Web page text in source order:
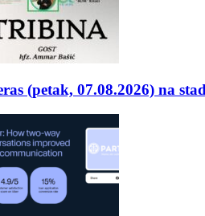
(petak, 07.08.2026) na